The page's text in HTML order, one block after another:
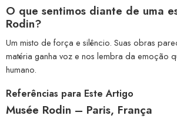
O que sentimos diante de uma
Rodin?
Um misto de força e silêncio. Suas obras
matéria ganha voz e nos lembra da emoção
humano.
Referências para Este Artigo
Musée Rodin – Paris, França